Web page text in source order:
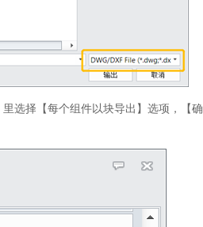
选择【每个组件以块导出】选项，【确